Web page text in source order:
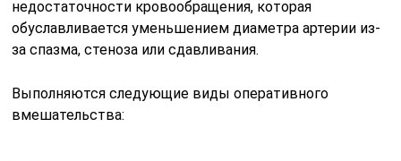
недостаточности кровообращения, которая
обуславливается уменьшением диаметра артерии из-
за спазма, стеноза или сдавливания.
Выполняются следующие виды оперативного
вмешательства: